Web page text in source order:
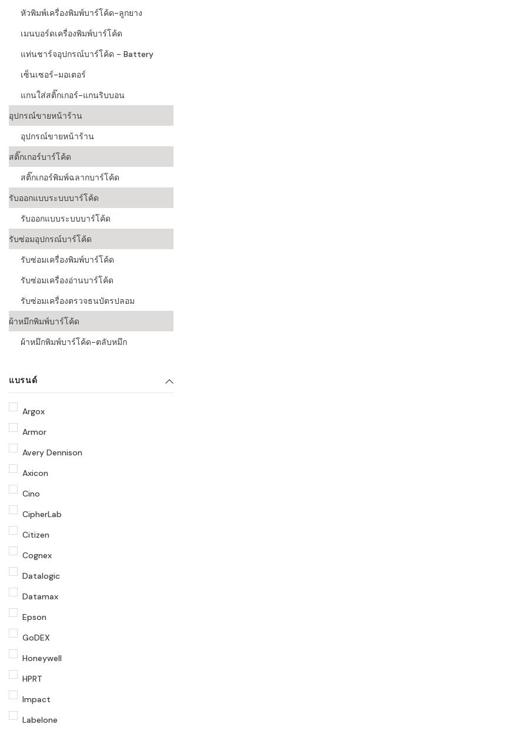
หัวพิมพ์เครื่องพิมพ์บาร์โค้ด-ลูกยาง
เมนบอร์ดเครื่องพิมพ์บาร์โค้ด
แท่นชาร์จอุปกรณ์บาร์โค้ด - Battery
เซ็นเซอร์-มอเตอร์
แกนใส่สติ๊กเกอร์-แกนริบบอน
อุปกรณ์ขายหน้าร้าน
อุปกรณ์ขายหน้าร้าน
สติ๊กเกอร์บาร์โค้ด
สติ๊กเกอร์พิมพ์ฉลากบาร์โค้ด
รับออกแบบระบบบาร์โค้ด
รับออกแบบระบบบาร์โค้ด
รับซ่อมอุปกรณ์บาร์โค้ด
รับซ่อมเครื่องพิมพ์บาร์โค้ด
รับซ่อมเครื่องอ่านบาร์โค้ด
รับซ่อมเครื่องตรวจธนบัตรปลอม
ผ้าหมึกพิมพ์บาร์โค้ด
ผ้าหมึกพิมพ์บาร์โค้ด-ตลับหมึก
แบรนด์
Argox
Armor
Avery Dennison
Axicon
Cino
CipherLab
Citizen
Cognex
Datalogic
Datamax
Epson
GoDEX
Honeywell
HPRT
Impact
Labelone